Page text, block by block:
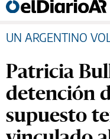
UN ARGENTINO
Patricia
detención
supuesto